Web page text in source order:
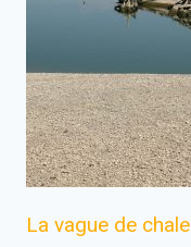
La vague de